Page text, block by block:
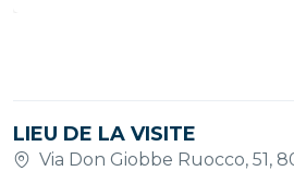
LIEU DE LA VISITE
Via Don Giobbe Ruocco, 51,